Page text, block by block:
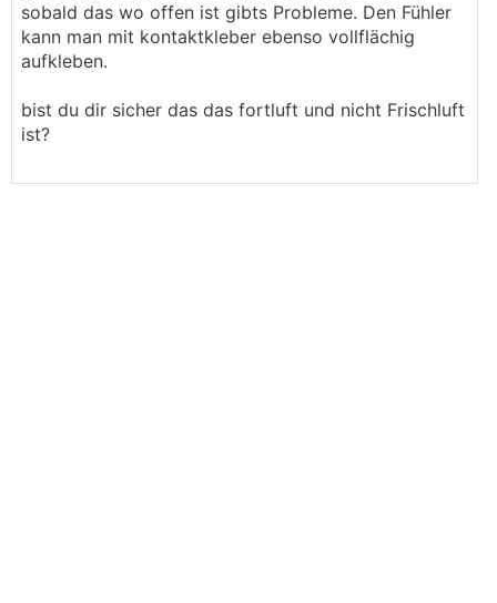
sobald das wo offen ist gibts Probleme. Den Fühler
kann man mit kontaktkleber ebenso vollflächig
aufkleben.
bist du dir sicher das das fortluft und nicht Frischluft
ist?